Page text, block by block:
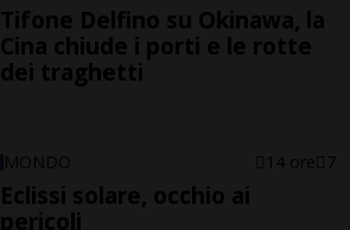
Tifone Delfino su Okinawa, la
Cina chiude i porti e le rotte
dei traghetti
MONDO 14 ore 7
Eclissi solare, occhio ai
pericoli